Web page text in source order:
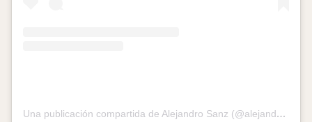
Una publicación compartida de Alejandro Sanz (@alejandrosanz)